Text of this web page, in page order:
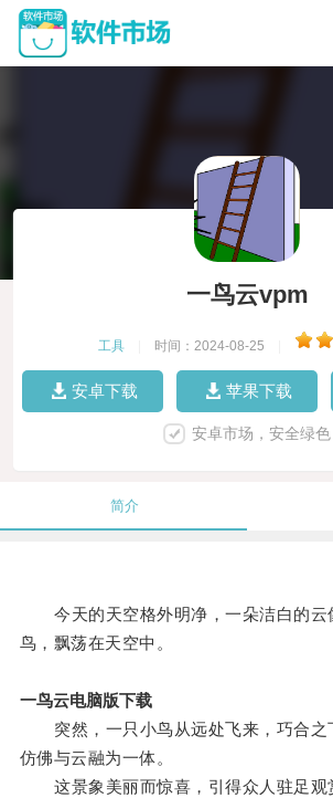
一鸟云vpm
工具 时间：2024-08-25
安卓下载 苹果下载
安卓市场，安全绿色
简介
今天的天空格外明净，一朵洁白的云
鸟，飘荡在天空中。
一鸟云电脑版下载
突然，一只小鸟从远处飞来，巧合之
仿佛与云融为一体。
这景象美丽而惊喜，引得众人驻足观